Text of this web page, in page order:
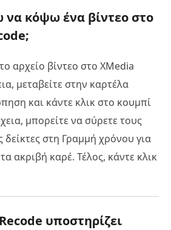
κόψω ένα βίντεο στο
αρχείο βίντεο στο XMedia
μεταβείτε στην καρτέλα
και κάντε κλικ στο κουμπί
μπορείτε να σύρετε τους
δείκτες στη Γραμμή χρόνου για
ακριβή καρέ. Τέλος, κάντε κλικ
υποστηρίζει